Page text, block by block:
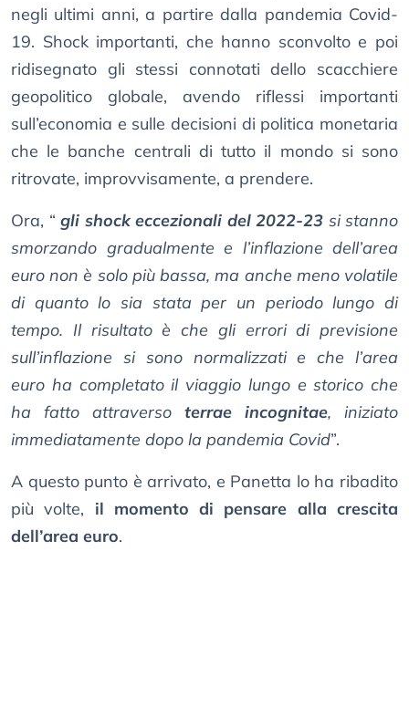
negli ultimi anni, a partire dalla pandemia Covid-
19. Shock importanti, che hanno sconvolto e poi
ridisegnato gli stessi connotati dello scacchiere
geopolitico globale, avendo riflessi importanti
sull’economia e sulle decisioni di politica monetaria
che le banche centrali di tutto il mondo si sono
ritrovate, improvvisamente, a prendere.
Ora, “ gli shock eccezionali del 2022-23 si stanno
smorzando gradualmente e l’inflazione dell’area
euro non è solo più bassa, ma anche meno volatile
di quanto lo sia stata per un periodo lungo di
tempo. Il risultato è che gli errori di previsione
sull’inflazione si sono normalizzati e che l’area
euro ha completato il viaggio lungo e storico che
ha fatto attraverso terrae incognitae, iniziato
immediatamente dopo la pandemia Covid”.
A questo punto è arrivato, e Panetta lo ha ribadito
più volte, il momento di pensare alla crescita
dell’area euro.